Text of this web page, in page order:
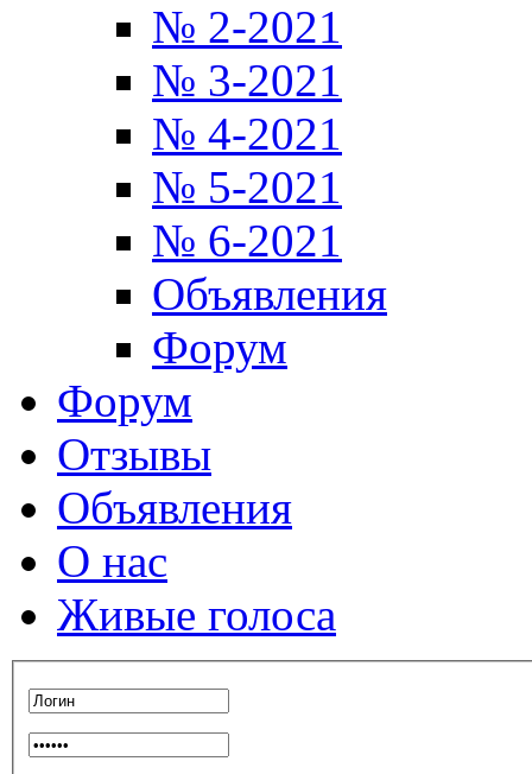
№ 2-2021
№ 3-2021
№ 4-2021
№ 5-2021
№ 6-2021
Объявления
Форум
Форум
Отзывы
Объявления
О нас
Живые голоса